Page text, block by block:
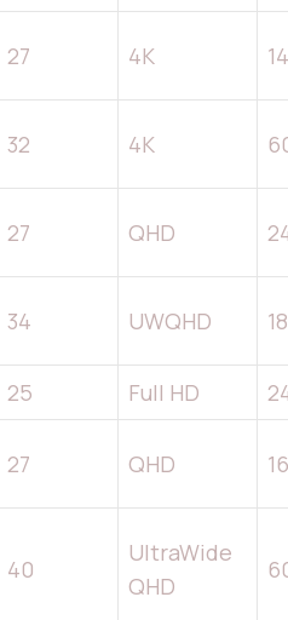
27 4K
32 4K
27 QHD
34 UWQHD
25 Full HD
27 QHD
40
UltraWide
QHD